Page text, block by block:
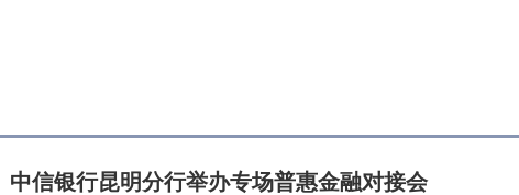
中信银行昆明分行举办专场普惠金融对接会